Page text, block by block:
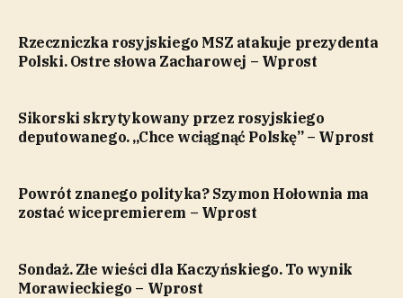
Rzeczniczka rosyjskiego MSZ atakuje prezydenta
Polski. Ostre słowa Zacharowej – Wprost
Sikorski skrytykowany przez rosyjskiego
deputowanego. „Chce wciągnąć Polskę” – Wprost
Powrót znanego polityka? Szymon Hołownia ma
zostać wicepremierem – Wprost
Sondaż. Złe wieści dla Kaczyńskiego. To wynik
Morawieckiego – Wprost